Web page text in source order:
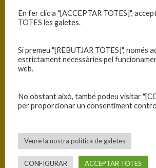
26/05/2026 19:00
Infantil
RESULTATS
C.B. Blanes
PISTA
En fer clic a "[ACCEPTAR TOTES]",
TOTES les galetes.
Si premeu "[REBUTJAR TOTES]", només
estrictament necessàries pel
web.
No obstant això, també podeu visitar
per proporcionar un consentiment
Veure la nostra política de galetes
CONFIGURAR ACCEPTAR TOTES